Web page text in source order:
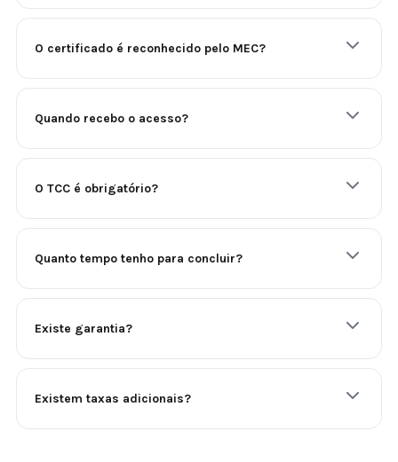
O certificado é reconhecido pelo MEC?
Quando recebo o acesso?
O TCC é obrigatório?
Quanto tempo tenho para concluir?
Existe garantia?
Existem taxas adicionais?